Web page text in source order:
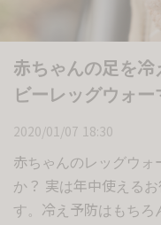
赤ちゃんの足を
ビーレッグウォー
2020/01/07 18:30
赤ちゃんのレッグウォ
か？ 実は年中使える
す。冷え予防はもちろ